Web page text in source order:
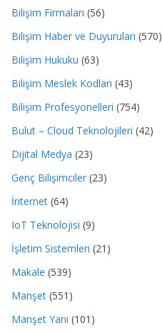
Bilişim Firmaları (56)
Bilişim Haber ve Duyuruları (570)
Bilişim Hukuku (63)
Bilişim Meslek Kodları (43)
Bilişim Profesyonelleri (754)
Bulut – Cloud Teknolojileri (42)
Dijital Medya (23)
Genç Bilişimciler (23)
İnternet (64)
IoT Teknolojisi (9)
İşletim Sistemleri (21)
Makale (539)
Manşet (551)
Manşet Yanı (101)